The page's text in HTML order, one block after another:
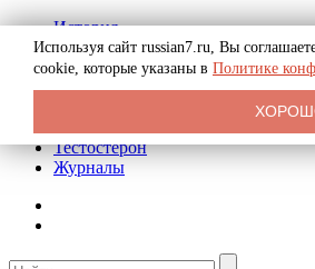
История
Биография
Криминал
Реклама на сайте
Тестостерон
Журналы
Используя сайт russian7.ru, Вы
cookie, которые указаны в Политике